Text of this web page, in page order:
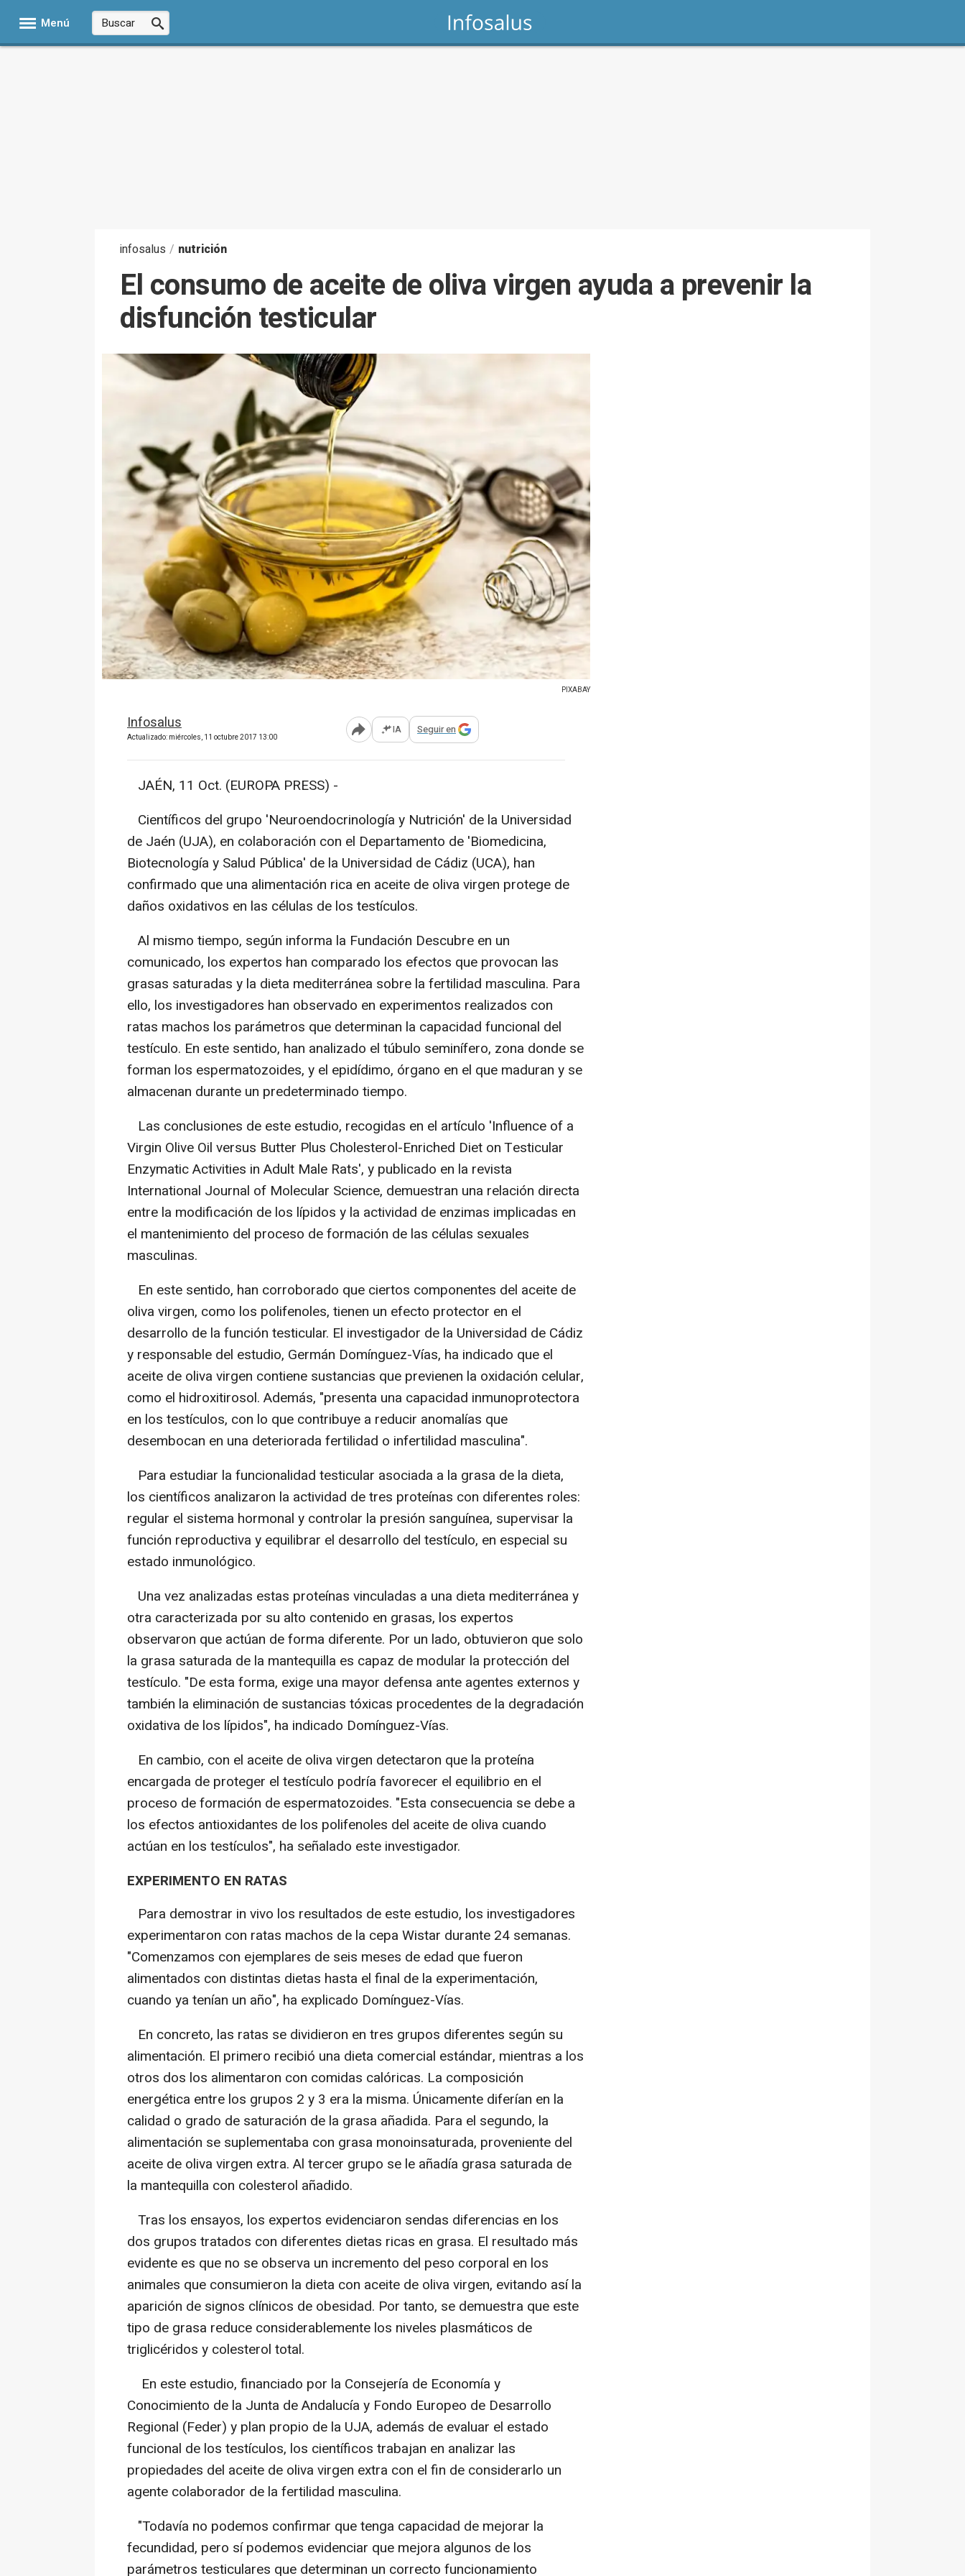
Menú
infosalus / nutrición
El consumo de aceite de oliva virgen ayuda a prevenir la
disfunción testicular
PIXABAY
Infosalus
Actualizado: miércoles, 11 octubre 2017 13:00 Abrir opciones para compartir
IA Seguir en
JAÉN, 11 Oct. (EUROPA PRESS) -
Científicos del grupo 'Neuroendocrinología y Nutrición' de la Universidad
de Jaén (UJA), en colaboración con el Departamento de 'Biomedicina,
Biotecnología y Salud Pública' de la Universidad de Cádiz (UCA), han
confirmado que una alimentación rica en aceite de oliva virgen protege de
daños oxidativos en las células de los testículos.
Al mismo tiempo, según informa la Fundación Descubre en un
comunicado, los expertos han comparado los efectos que provocan las
grasas saturadas y la dieta mediterránea sobre la fertilidad masculina. Para
ello, los investigadores han observado en experimentos realizados con
ratas machos los parámetros que determinan la capacidad funcional del
testículo. En este sentido, han analizado el túbulo seminífero, zona donde se
forman los espermatozoides, y el epidídimo, órgano en el que maduran y se
almacenan durante un predeterminado tiempo.
Las conclusiones de este estudio, recogidas en el artículo 'Influence of a
Virgin Olive Oil versus Butter Plus Cholesterol-Enriched Diet on Testicular
Enzymatic Activities in Adult Male Rats', y publicado en la revista
International Journal of Molecular Science, demuestran una relación directa
entre la modificación de los lípidos y la actividad de enzimas implicadas en
el mantenimiento del proceso de formación de las células sexuales
masculinas.
En este sentido, han corroborado que ciertos componentes del aceite de
oliva virgen, como los polifenoles, tienen un efecto protector en el
desarrollo de la función testicular. El investigador de la Universidad de Cádiz
y responsable del estudio, Germán Domínguez-Vías, ha indicado que el
aceite de oliva virgen contiene sustancias que previenen la oxidación celular,
como el hidroxitirosol. Además, "presenta una capacidad inmunoprotectora
en los testículos, con lo que contribuye a reducir anomalías que
desembocan en una deteriorada fertilidad o infertilidad masculina".
Para estudiar la funcionalidad testicular asociada a la grasa de la dieta,
los científicos analizaron la actividad de tres proteínas con diferentes roles:
regular el sistema hormonal y controlar la presión sanguínea, supervisar la
función reproductiva y equilibrar el desarrollo del testículo, en especial su
estado inmunológico.
Una vez analizadas estas proteínas vinculadas a una dieta mediterránea y
otra caracterizada por su alto contenido en grasas, los expertos
observaron que actúan de forma diferente. Por un lado, obtuvieron que solo
la grasa saturada de la mantequilla es capaz de modular la protección del
testículo. "De esta forma, exige una mayor defensa ante agentes externos y
también la eliminación de sustancias tóxicas procedentes de la degradación
oxidativa de los lípidos", ha indicado Domínguez-Vías.
En cambio, con el aceite de oliva virgen detectaron que la proteína
encargada de proteger el testículo podría favorecer el equilibrio en el
proceso de formación de espermatozoides. "Esta consecuencia se debe a
los efectos antioxidantes de los polifenoles del aceite de oliva cuando
actúan en los testículos", ha señalado este investigador.
EXPERIMENTO EN RATAS
Para demostrar in vivo los resultados de este estudio, los investigadores
experimentaron con ratas machos de la cepa Wistar durante 24 semanas.
"Comenzamos con ejemplares de seis meses de edad que fueron
alimentados con distintas dietas hasta el final de la experimentación,
cuando ya tenían un año", ha explicado Domínguez-Vías.
En concreto, las ratas se dividieron en tres grupos diferentes según su
alimentación. El primero recibió una dieta comercial estándar, mientras a los
otros dos los alimentaron con comidas calóricas. La composición
energética entre los grupos 2 y 3 era la misma. Únicamente diferían en la
calidad o grado de saturación de la grasa añadida. Para el segundo, la
alimentación se suplementaba con grasa monoinsaturada, proveniente del
aceite de oliva virgen extra. Al tercer grupo se le añadía grasa saturada de
la mantequilla con colesterol añadido.
Tras los ensayos, los expertos evidenciaron sendas diferencias en los
dos grupos tratados con diferentes dietas ricas en grasa. El resultado más
evidente es que no se observa un incremento del peso corporal en los
animales que consumieron la dieta con aceite de oliva virgen, evitando así la
aparición de signos clínicos de obesidad. Por tanto, se demuestra que este
tipo de grasa reduce considerablemente los niveles plasmáticos de
triglicéridos y colesterol total.
En este estudio, financiado por la Consejería de Economía y
Conocimiento de la Junta de Andalucía y Fondo Europeo de Desarrollo
Regional (Feder) y plan propio de la UJA, además de evaluar el estado
funcional de los testículos, los científicos trabajan en analizar las
propiedades del aceite de oliva virgen extra con el fin de considerarlo un
agente colaborador de la fertilidad masculina.
"Todavía no podemos confirmar que tenga capacidad de mejorar la
fecundidad, pero sí podemos evidenciar que mejora algunos de los
parámetros testiculares que determinan un correcto funcionamiento